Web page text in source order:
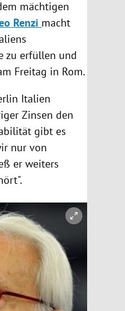
mächtigen
Renzi macht
zu erfüllen und
Freitag in Rom.
Italien
Zinsen den
gibt es
nur von
er weiters